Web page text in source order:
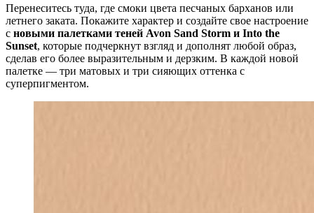
Перенеситесь туда, где смоки цвета песчаных барханов или
летнего заката. Покажите характер и создайте свое настроение
с новыми палетками теней Avon Sand Storm и Into the
Sunset, которые подчеркнут взгляд и дополнят любой образ,
сделав его более выразительным и дерзким. В каждой новой
палетке — три матовых и три сияющих оттенка с
суперпигментом.